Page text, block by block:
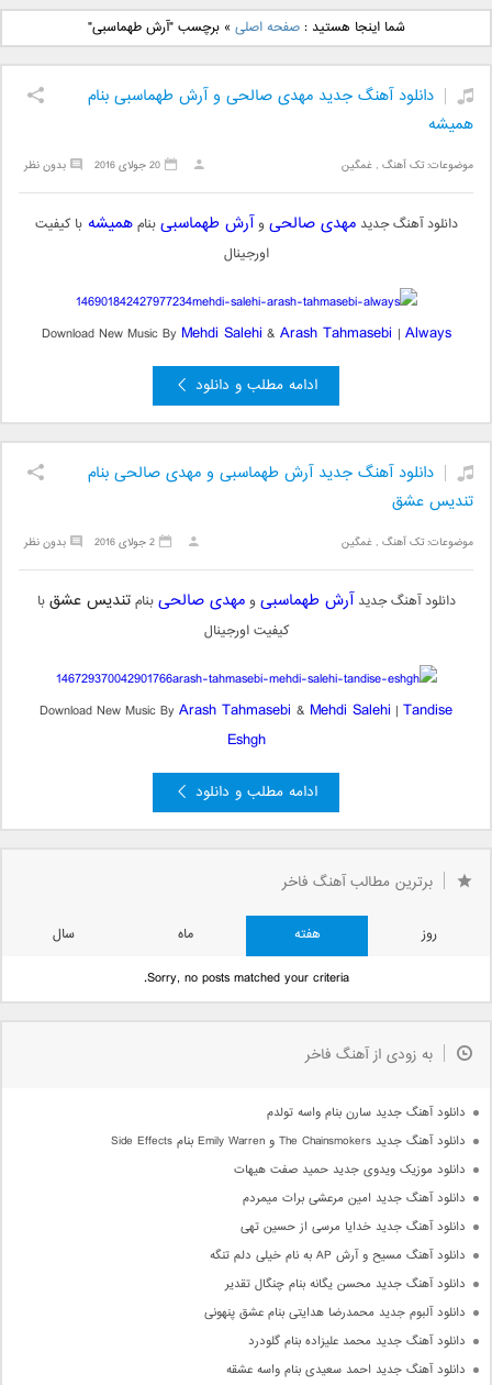
دانلود آهنگ جدید بهنام
بانی بنام قرص قمر 2
دانلود آهنگ جدید علی
یاسینی بنام دورترین نزدیک
شما اینجا هستید :صفحه اصلی »برچسب "آرش طهماسبی"
دانلود آهنگ جدید مهدی صالحی و آرش طهماسبی بنام
همیشه
موضوعات:تک آهنگ ,غمگین بدون نظر 20 جولای 2016
دانلود آهنگ جدیدمهدی صالحی و آرش طهماسبیبنامهمیشهبا کیفیت
اورجینال
Download New Music By Mehdi Salehi & Arash Tahmasebi | Always
ادامه مطلب و دانلود
دانلود آهنگ جدید آرش طهماسبی و مهدی صالحی بنام
تندیس عشق
موضوعات:تک آهنگ ,غمگین بدون نظر 2 جولای 2016
دانلود آهنگ جدید آرش طهماسبی ومهدی صالحیبنامتندیس عشقبا
کیفیت اورجینال
Download New Music ByArash Tahmasebi & Mehdi Salehi | Tandise
Eshgh
ادامه مطلب و دانلود
برترین مطالب آهنگ فاخر
روز هفته ماه
سال
Sorry, no posts matched your criteria.
به زودی از آهنگ فاخر
دانلود آهنگ جدید سارن بنام واسه تولدم
دانلود آهنگ جدید The Chainsmokers و Emily Warren بنام Side Effects
دانلود موزیک ویدوی جدید حمید صفت هیهات
دانلود آهنگ جدید امین مرعشی برات میمردم
دانلود آهنگ جدید خدایا مرسی از حسین تهی
دانلود آهنگ مسیح و آرش AP به نام خیلی دلم تنگه
دانلود آهنگ جدید محسن یگانه بنام چنگال تقدیر
دانلود آلبوم جدید محمدرضا هدایتی بنام عشق پنهونی
دانلود آهنگ جدید محمد علیزاده بنام گلودرد
دانلود آهنگ جدید احمد سعیدی بنام واسه عشقه